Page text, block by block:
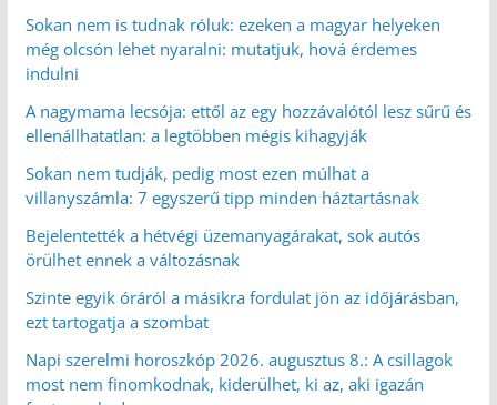
Sokan nem is tudnak róluk: ezeken a magyar helyeken
még olcsón lehet nyaralni: mutatjuk, hová érdemes
indulni
A nagymama lecsója: ettől az egy hozzávalótól lesz sűrű és
ellenállhatatlan: a legtöbben mégis kihagyják
Sokan nem tudják, pedig most ezen múlhat a
villanyszámla: 7 egyszerű tipp minden háztartásnak
Bejelentették a hétvégi üzemanyagárakat, sok autós
örülhet ennek a változásnak
Szinte egyik óráról a másikra fordulat jön az időjárásban,
ezt tartogatja a szombat
Napi szerelmi horoszkóp 2026. augusztus 8.: A csillagok
most nem finomkodnak, kiderülhet, ki az, aki igazán